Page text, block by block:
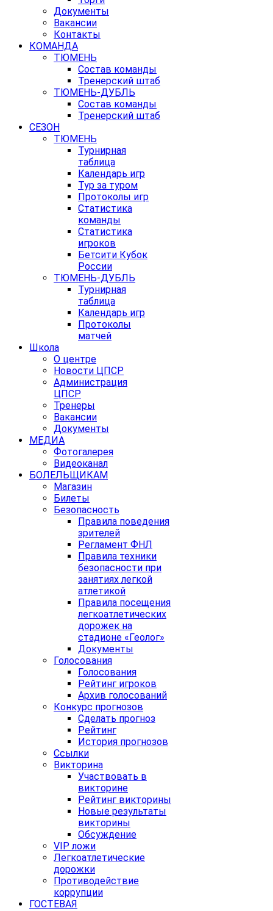
Документы
Вакансии
Контакты
КОМАНДА
ТЮМЕНЬ
Состав команды
Тренерский штаб
ТЮМЕНЬ-ДУБЛЬ
Состав команды
Тренерский штаб
СЕЗОН
ТЮМЕНЬ
Турнирная
таблица
Календарь игр
Тур за туром
Протоколы игр
Статистика
команды
Статистика
игроков
Бетсити Кубок
России
ТЮМЕНЬ-ДУБЛЬ
Турнирная
таблица
Календарь игр
Протоколы
матчей
Школа
О центре
Новости ЦПСР
Администрация
ЦПСР
Тренеры
Вакансии
Документы
МЕДИА
Фотогалерея
Видеоканал
БОЛЕЛЬЩИКАМ
Магазин
Билеты
Безопасность
Правила поведения
зрителей
Регламент ФНЛ
Правила техники
безопасности при
занятиях легкой
атлетикой
Правила посещения
легкоатлетических
дорожек на
стадионе «Геолог»
Документы
Голосования
Голосования
Рейтинг игроков
Архив голосований
Конкурс прогнозов
Сделать прогноз
Рейтинг
История прогнозов
Ссылки
Викторина
Участвовать в
викторине
Рейтинг викторины
Новые результаты
викторины
Обсуждение
VIP ложи
Легкоатлетические
дорожки
Противодействие
коррупции
ГОСТЕВАЯ